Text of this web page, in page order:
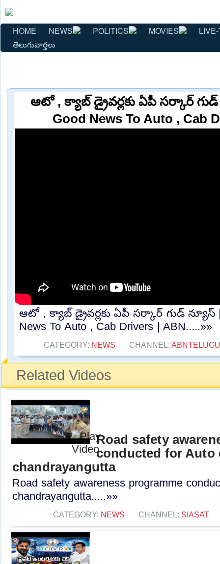
HOME NEWS POLITICS MOVIES
తెలుగువార్తలు
ఆటో , క్యాబ్ డ్రైవర్లకు ఏపీ సర్కార్
Good News To Auto , Cab
ఆటో , క్యాబ్ డ్రైవర్లకు ఏపీ సర్కార్ గుడ్ న్యూస్
News To Auto , Cab Drivers | ABN.....»»
CATEGORY: NEWS CHANNEL:
Related Videos
Road safety
conducted for Auto
chandrayangutta
Road safety awareness programme
chandrayangutta.....»»
CATEGORY: NEWS CHANNEL: SIASAT